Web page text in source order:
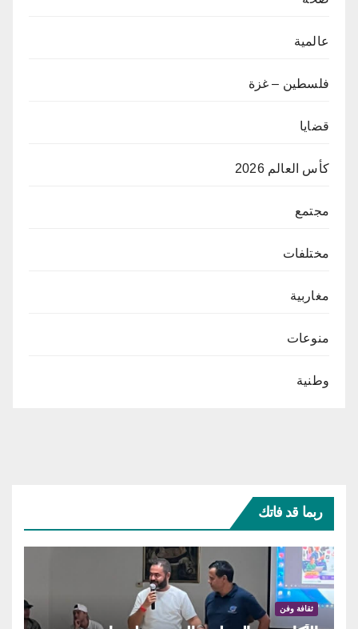
عالمية
فلسطين – غزة
قضايا
كأس العالم 2026
مجتمع
مختلفات
مغاربية
منوعات
وطنية
ربما قد فاتك
ثقافة وفن